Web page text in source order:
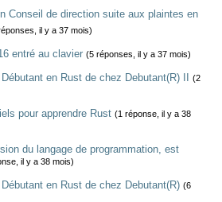
Conseil de direction suite aux plaintes en
il y a 37 mois)
entré au clavier (5 réponses, il y a 37 mois)
en Rust de chez Debutant(R) II
(2
pour apprendre Rust (1 réponse, il y a 38
du langage de programmation, est
il y a 38 mois)
en Rust de chez Debutant(R) (6